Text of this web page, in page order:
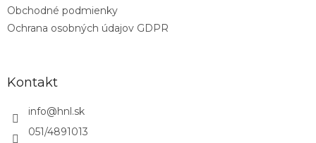
Obchodné podmienky
Ochrana osobných údajov GDPR
Kontakt
info@hnl.sk
051/4891013